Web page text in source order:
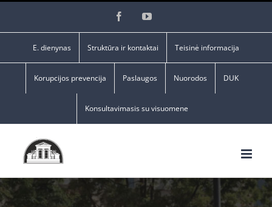
FacebookYouTube
E. dienynas Struktūra ir kontaktai Teisinė informacija
Korupcijos prevencija Paslaugos Nuorodos DUK
Konsultavimasis su visuomene